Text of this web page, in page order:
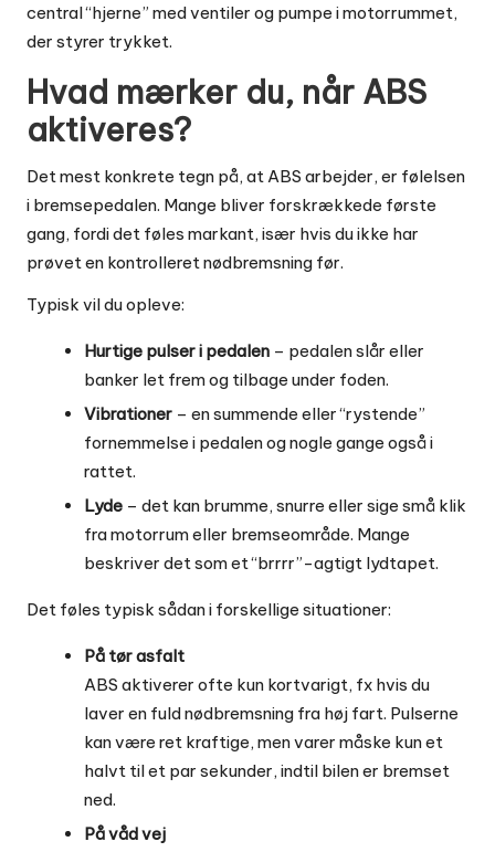
central “hjerne” med ventiler og pumpe i motorrummet,
der styrer trykket.
Hvad mærker du, når ABS
aktiveres?
Det mest konkrete tegn på, at ABS arbejder, er følelsen
i bremsepedalen. Mange bliver forskrækkede første
gang, fordi det føles markant, især hvis du ikke har
prøvet en kontrolleret nødbremsning før.
Typisk vil du opleve:
Hurtige pulser i pedalen – pedalen slår eller
banker let frem og tilbage under foden.
Vibrationer – en summende eller “rystende”
fornemmelse i pedalen og nogle gange også i
rattet.
Lyde – det kan brumme, snurre eller sige små klik
fra motorrum eller bremseområde. Mange
beskriver det som et “brrrr”-agtigt lydtapet.
Det føles typisk sådan i forskellige situationer:
På tør asfalt
ABS aktiverer ofte kun kortvarigt, fx hvis du
laver en fuld nødbremsning fra høj fart. Pulserne
kan være ret kraftige, men varer måske kun et
halvt til et par sekunder, indtil bilen er bremset
ned.
På våd vej